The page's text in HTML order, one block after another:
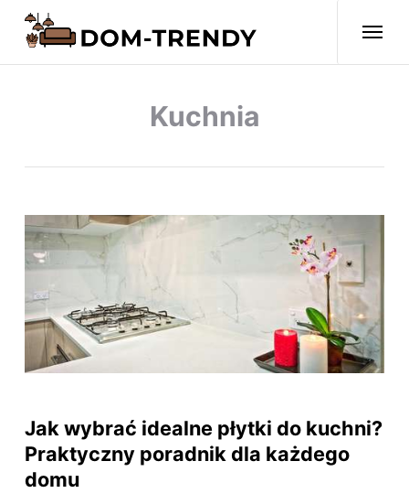
Kuchnia
Jak wybrać idealne płytki do kuchni?
Praktyczny poradnik dla każdego
domu